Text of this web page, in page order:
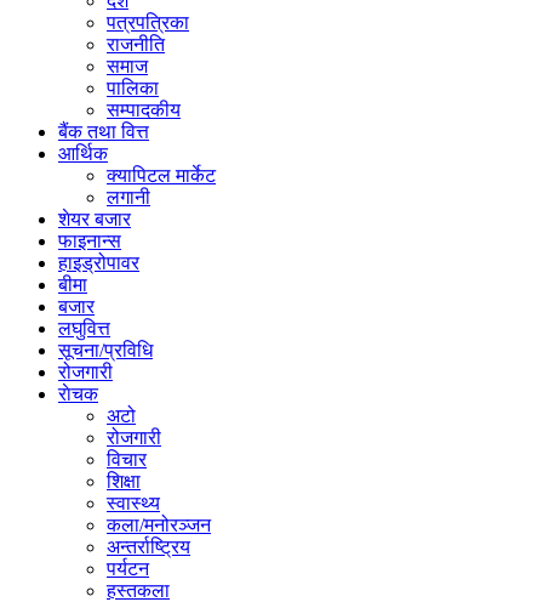
पत्रपत्रिका
राजनीति
समाज
पालिका
सम्पादकीय
बैंक तथा वित्त
आर्थिक
क्यापिटल मार्केट
लगानी
शेयर बजार
फाइनान्स
हाइड्रोपावर
बीमा
बजार
लघुवित्त
सूचना/प्रविधि
रोजगारी
राेचक
अटो
रोजगारी
विचार
शिक्षा
स्वास्थ्य
कला/मनोरञ्जन
अन्तर्राष्ट्रिय
पर्यटन
हस्तकला